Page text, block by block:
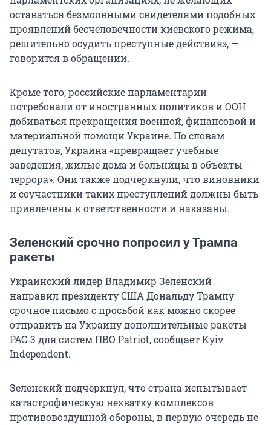
оставаться безмолвными свидетелями подобных
проявлений бесчеловечности киевского режима,
решительно осудить преступные действия», —
говорится в обращении.
Кроме того, российские парламентарии
потребовали от иностранных политиков и ООН
добиваться прекращения военной, финансовой и
материальной помощи Украине. По словам
депутатов, Украина «превращает учебные
заведения, жилые дома и больницы в объекты
террора». Они также подчеркнули, что виновники
и соучастники таких преступлений должны быть
привлечены к ответственности и наказаны.
Зеленский срочно попросил у Трампа
ракеты
Украинский лидер Владимир Зеленский
направил президенту США Дональду Трампу
срочное письмо с просьбой как можно скорее
отправить на Украину дополнительные ракеты
PAC‑3 для систем ПВО Patriot, сообщает Kyiv
Independent.
Зеленский подчеркнул, что страна испытывает
катастрофическую нехватку комплексов
противовоздушной обороны, в первую очередь не